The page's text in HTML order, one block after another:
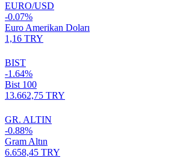
EURO/USD
-0.07%
Euro Amerikan Doları
1,16 TRY
BIST
-1.64%
Bist 100
13.662,75 TRY
GR. ALTIN
-0.88%
Gram Altın
6.658,45 TRY